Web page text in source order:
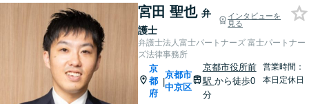
宮田 聖也 弁
護士
インタビューを
見る
弁護士法人富士パートナーズ 富士パートナー
ズ法律事務所
京
都
府
|
京都市
中京区
京都市役所前
駅 から徒歩0
分
営業時間：
本日定休日